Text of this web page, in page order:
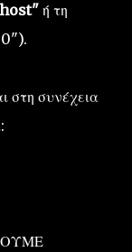
ή τη
στη συνέχεια